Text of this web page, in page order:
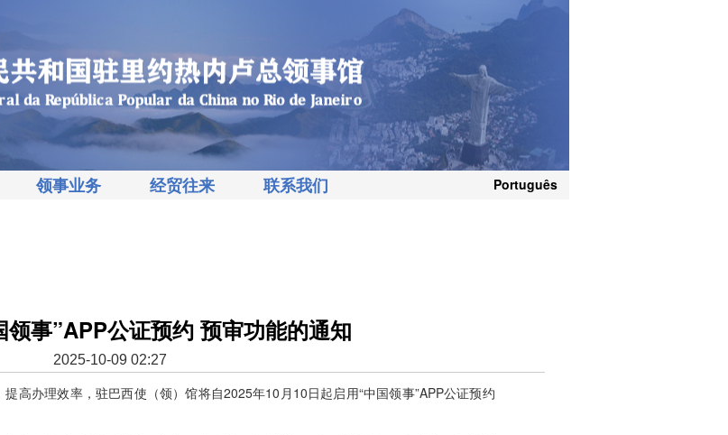
领事业务 经贸往来 联系我们 Português
领事”APP公证预约 预审功能的通知
2025-10-09 02:27
高办理效率，驻巴西使（领）馆将自2025年10月10日起启用“中国领事”APP公证预约